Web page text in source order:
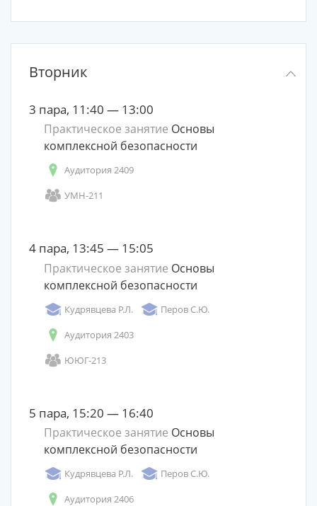
Вторник
3 пара, 11:40 — 13:00
Практическое занятие Основы
комплексной безопасности
Аудитория 2409
УМН-211
4 пара, 13:45 — 15:05
Практическое занятие Основы
комплексной безопасности
Кудрявцева Р.Л.
Перов С.Ю.
Аудитория 2403
ЮЮГ-213
5 пара, 15:20 — 16:40
Практическое занятие Основы
комплексной безопасности
Кудрявцева Р.Л.
Перов С.Ю.
Аудитория 2406